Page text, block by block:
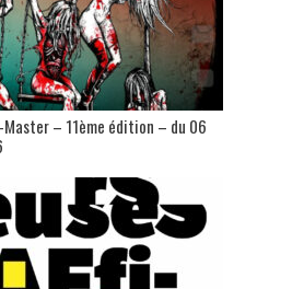
– 11ème édition – du 06